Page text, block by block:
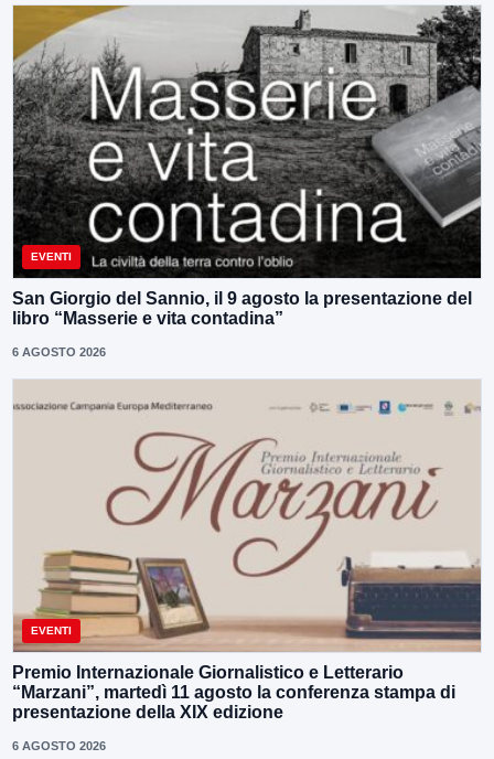
EVENTI
San Giorgio del Sannio, il 9 agosto la presentazione del
libro “Masserie e vita contadina”
6 AGOSTO 2026
EVENTI
Premio Internazionale Giornalistico e Letterario
“Marzani”, martedì 11 agosto la conferenza stampa di
presentazione della XIX edizione
6 AGOSTO 2026